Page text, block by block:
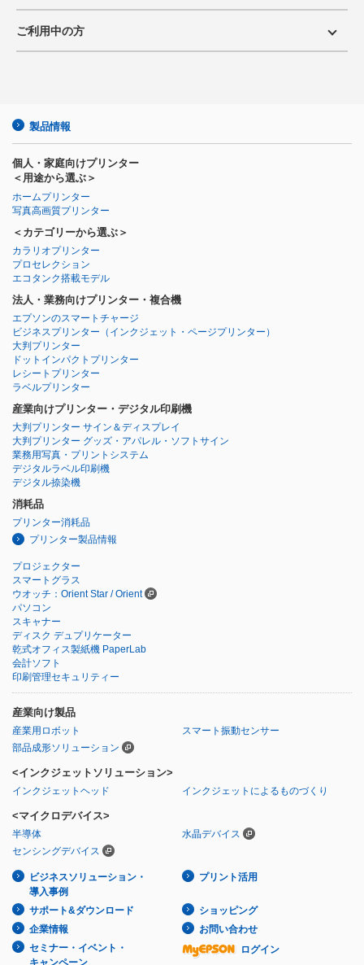
ご利用中の方
製品情報
個人・家庭向けプリンター
＜用途から選ぶ＞
ホームプリンター
写真高画質プリンター
＜カテゴリーから選ぶ＞
カラリオプリンター
プロセレクション
エコタンク搭載モデル
法人・業務向けプリンター・複合機
エプソンのスマートチャージ
ビジネスプリンター （インクジェット・ページプリンター）
大判プリンター
ドットインパクトプリンター
レシートプリンター
ラベルプリンター
産業向けプリンター・デジタル印刷機
大判プリンター サイン＆ディスプレイ
大判プリンター グッズ・アパレル・ソフトサイン
業務用写真・プリントシステム
デジタルラベル印刷機
デジタル捺染機
消耗品
プリンター消耗品
プリンター製品情報
プロジェクター
スマートグラス
ウオッチ：Orient Star / Orient
パソコン
スキャナー
ディスク デュプリケーター
乾式オフィス製紙機 PaperLab
会計ソフト
印刷管理セキュリティー
産業向け製品
産業用ロボット
スマート振動センサー
部品成形ソリューション
<インクジェットソリューション>
インクジェットヘッド インクジェットによるものづくり
<マイクロデバイス>
半導体
水晶デバイス
センシングデバイス
ビジネスソリューション・
導入事例
プリント活用
サポート&ダウンロード
ショッピング
企業情報
お問い合わせ
セミナー・イベント・
ログイン